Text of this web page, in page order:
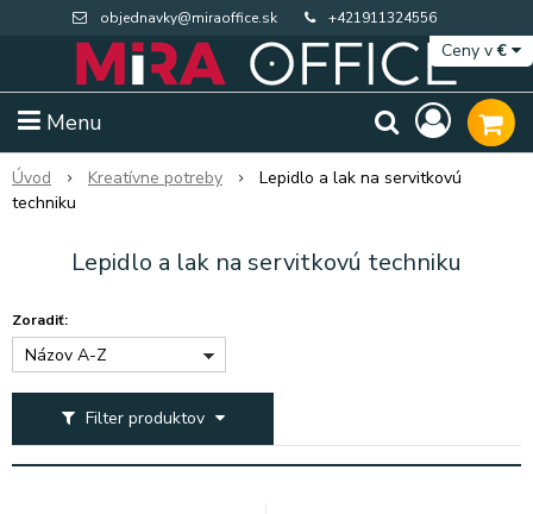
objednavky@miraoffice.sk +421911324556
Menu
Ceny v€
Extra výpredaj zásob Výpredaj BTS
Úvod Kreatívne potreby
Lepidlo a lak na servitkovú
techniku
Lepidlo a lak na servitkovú techniku
Filter produktov
Zoradiť:
Názov A-Z